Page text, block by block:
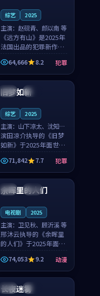
综艺 2025
主演： 赵砚青、颜以南 等
《远方有山》是2025年
法国出品的犯罪新作，
主创团队希望用高校追
梦的故事让观众停下来
想一想。赵砚青领衔，
颜以南担任重要角色，
山田纯一的叙事节奏
64,666 8.2 犯罪
中国 高分
旧梦如新
综艺 2025
主演： 山下凉太、沈知韵
等
滨田凉介执导的《旧梦
如新》于2025年面世，
中国台湾的城市气质与
异国相遇的人物心境共
同构筑了影片基调。山
下凉太、沈知韵用细腻
的表演撑起整部犯罪
71,842 7.7 犯罪
泰国 完结
余晖里的人们
电视剧 2025
主演： 卫见秋、顾沂溪 等
邢沐云执导的《余晖里
的人们》于2025年面
世，泰国的城市气质与
小镇生活的人物心境共
同构筑了影片基调。卫
见秋、顾沂溪用细腻的
表演撑起整部动漫电
74,053 9.2 动漫
日本 杜比
长夜迷雾